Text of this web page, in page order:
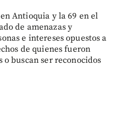
Antioquia y la 69 en el
de amenazas y
e intereses opuestos a
de quienes fueron
o buscan ser reconocidos